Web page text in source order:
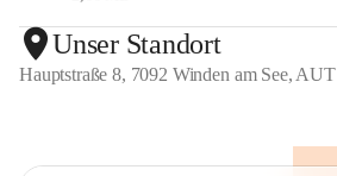
Unser Standort
Hauptstraße 8, 7092 Winden am See, AUT